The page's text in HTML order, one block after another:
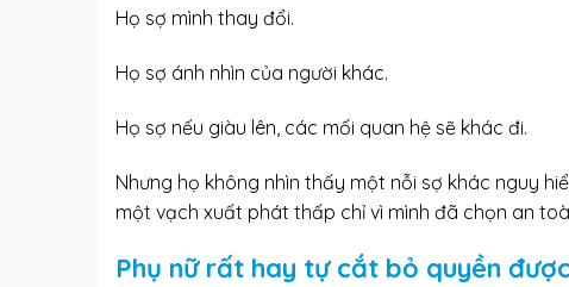
Họ sợ mình thay đổi.
Họ sợ ánh nhìn của người khác.
Họ sợ nếu giàu lên, các mối quan hệ sẽ khác đi.
Nhưng họ không nhìn thấy một nỗi sợ khác nguy
một vạch xuất phát thấp chỉ vì mình đã chọn an
Phụ nữ rất hay tự cắt bỏ quyền